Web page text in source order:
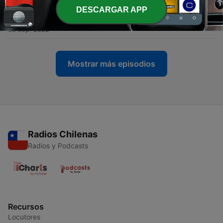
2 - Aflevering 1: Het Naakte Blik
05 sep. 2022
Mostrar más episodios
Radios Chilenas
Radios y Podcasts
Recursos
Locutores
DESCARGAR APP